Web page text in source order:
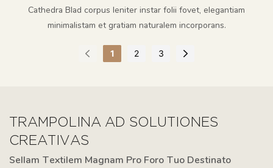
Cathedra Blad corpus leniter instar folii fovet, elegantiam
minimalistam et gratiam naturalem incorporans.
1 2 3
TRAMPOLINA AD SOLUTIONES
CREATIVAS
Sellam Textilem Magnam Pro Foro Tuo Destinato